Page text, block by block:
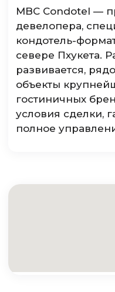
MBC Condotel —
девелопера,
кондотель-
севере Пхукета.
развивается,
объекты
гостиничных
условия сделки,
полное